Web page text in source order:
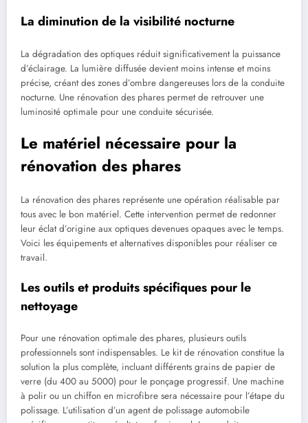
La diminution de la visibilité nocturne
La dégradation des optiques réduit significativement la puissance
d’éclairage. La lumière diffusée devient moins intense et moins
précise, créant des zones d’ombre dangereuses lors de la conduite
nocturne. Une rénovation des phares permet de retrouver une
luminosité optimale pour une conduite sécurisée.
Le matériel nécessaire pour la
rénovation des phares
La rénovation des phares représente une opération réalisable par
tous avec le bon matériel. Cette intervention permet de redonner
leur éclat d’origine aux optiques devenues opaques avec le temps.
Voici les équipements et alternatives disponibles pour réaliser ce
travail.
Les outils et produits spécifiques pour le
nettoyage
Pour une rénovation optimale des phares, plusieurs outils
professionnels sont indispensables. Le kit de rénovation constitue la
solution la plus complète, incluant différents grains de papier de
verre (du 400 au 5000) pour le ponçage progressif. Une machine
à polir ou un chiffon en microfibre sera nécessaire pour l’étape du
polissage. L’utilisation d’un agent de polissage automobile